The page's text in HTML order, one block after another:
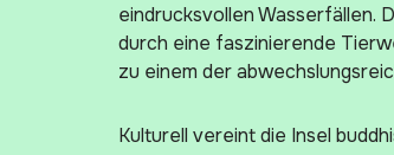
eindrucksvollen Wasserfällen.
durch eine faszinierende
zu einem der
Kulturell vereint die Insel